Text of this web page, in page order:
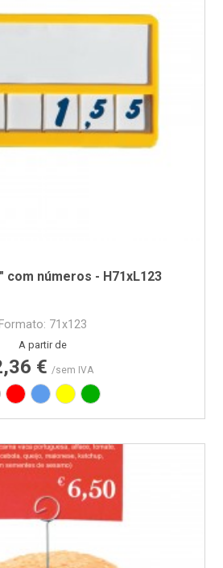
com números - H71xL123
Formato: 71x123
Preço
A partir de
€ /sem IVA
Vermelho
Azul AmareloVerde